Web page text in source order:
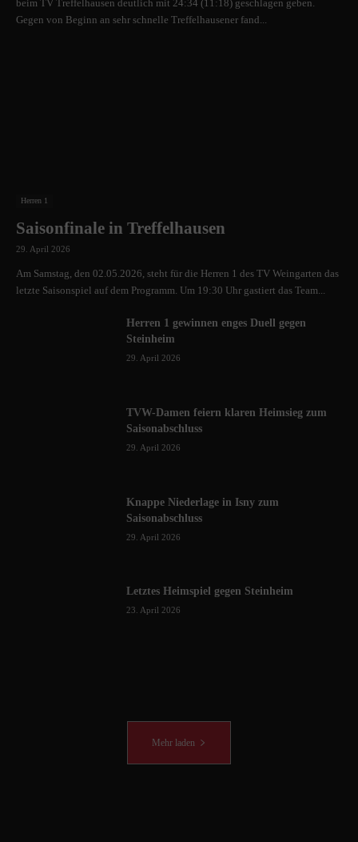
beim TV Treffelhausen deutlich mit 24:34 (11:18) geschlagen geben.
Gegen von Beginn an sehr schnelle Treffelhausener fand...
Herren 1
Saisonfinale in Treffelhausen
29. April 2026
Am Samstag, den 02.05.2026, steht für die Herren 1 des TV Weingarten das
letzte Saisonspiel auf dem Programm. Um 19:30 Uhr gastiert das Team...
Herren 1 gewinnen enges Duell gegen
Steinheim
29. April 2026
TVW-Damen feiern klaren Heimsieg zum
Saisonabschluss
29. April 2026
Knappe Niederlage in Isny zum
Saisonabschluss
29. April 2026
Letztes Heimspiel gegen Steinheim
23. April 2026
Mehr laden